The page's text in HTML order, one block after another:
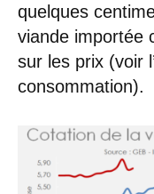
quelques
viande importée
sur les prix (voir
consommation).